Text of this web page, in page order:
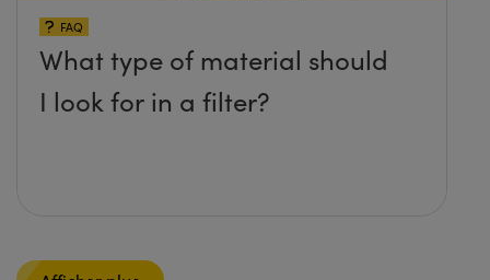
FAQ
What type of material should
I look for in a filter?